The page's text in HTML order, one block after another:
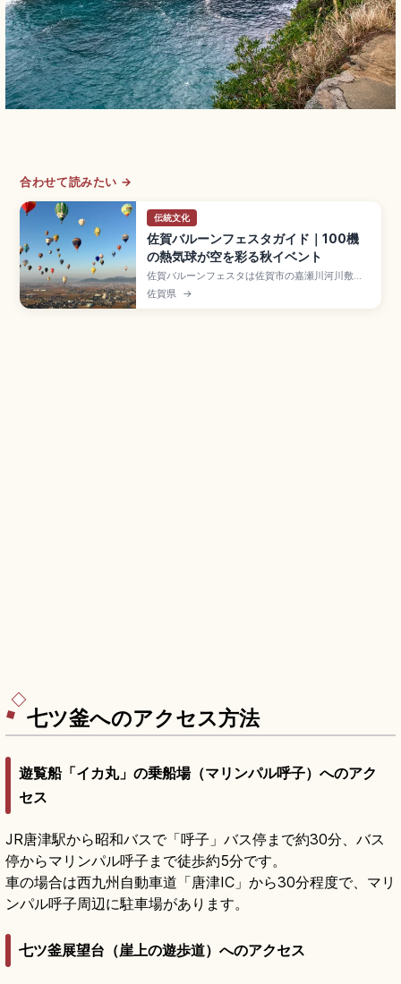
合わせて読みたい →
伝統文化
佐賀バルーンフェスタガイド｜100機
の熱気球が空を彩る秋イベント
佐賀バルーンフェスタは佐賀市の嘉瀬川河川敷で
例年10月下〜11月上に開催されるアジア最大級の
熱気球イベントで、100機以上の熱気球が空を彩
佐賀県 →
七ツ釜へのアクセス方法
遊覧船「イカ丸」の乗船場（マリンパル呼子）へのアク
セス
JR唐津駅から昭和バスで「呼子」バス停まで約30分、バス
停からマリンパル呼子まで徒歩約5分です。
車の場合は西九州自動車道「唐津IC」から30分程度で、マリ
ンパル呼子周辺に駐車場があります。
七ツ釜展望台（崖上の遊歩道）へのアクセス